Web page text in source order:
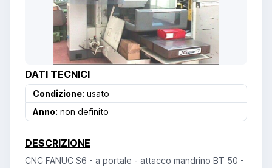
DATI TECNICI
Condizione: usato
Anno: non definito
DESCRIZIONE
CNC FANUC S6 - a portale - attacco mandrino BT 50 -